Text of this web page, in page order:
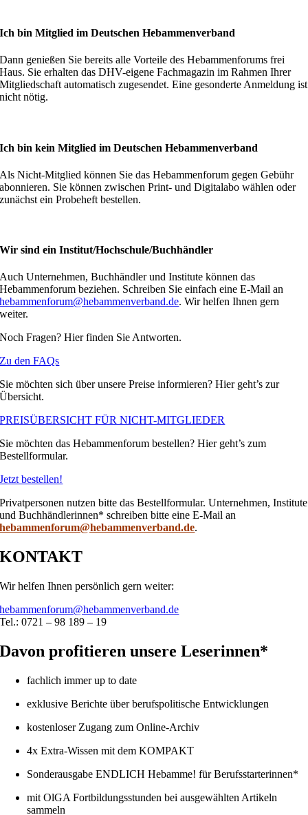
Ich bin Mitglied im Deutschen Hebammenverband
Dann genießen Sie bereits alle Vorteile des Hebammenforums frei
Haus. Sie erhalten das DHV-eigene Fachmagazin im Rahmen Ihrer
Mitgliedschaft automatisch zugesendet. Eine gesonderte Anmeldung ist
nicht nötig.
Ich bin kein Mitglied im Deutschen Hebammenverband
Als Nicht-Mitglied können Sie das Hebammenforum gegen Gebühr
abonnieren. Sie können zwischen Print- und Digitalabo wählen oder
zunächst ein Probeheft bestellen.
Wir sind ein Institut/Hochschule/Buchhändler
Auch Unternehmen, Buchhändler und Institute können das
Hebammenforum beziehen. Schreiben Sie einfach eine E-Mail an
hebammenforum@hebammenverband.de. Wir helfen Ihnen gern
weiter.
Noch Fragen? Hier finden Sie Antworten.
Zu den FAQs
Sie möchten sich über unsere Preise informieren? Hier geht’s zur
Übersicht.
PREISÜBERSICHT FÜR NICHT-MITGLIEDER
Sie möchten das Hebammenforum bestellen? Hier geht’s zum
Bestellformular.
Jetzt bestellen!
Privatpersonen nutzen bitte das Bestellformular. Unternehmen, Institute
und Buchhändlerinnen* schreiben bitte eine E-Mail an
hebammenforum@hebammenverband.de.
KONTAKT
Wir helfen Ihnen persönlich gern weiter:
hebammenforum@hebammenverband.de
Tel.: 0721 – 98 189 – 19
Davon profitieren unsere Leserinnen*
fachlich immer up to date
exklusive Berichte über berufspolitische Entwicklungen
kostenloser Zugang zum Online-Archiv
4x Extra-Wissen mit dem KOMPAKT
Sonderausgabe ENDLICH Hebamme! für Berufsstarterinnen*
mit OlGA Fortbildungsstunden bei ausgewählten Artikeln
sammeln